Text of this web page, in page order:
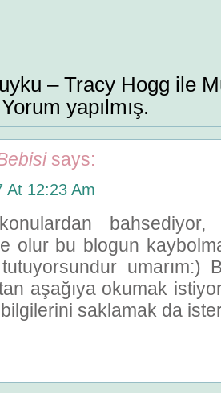
– Tracy Hogg ile
yapılmış.
says:
At 12:23 Am
bahsediyor,
olur bu blogun
tutuyorsundur
aşağıya okumak
saklamak da